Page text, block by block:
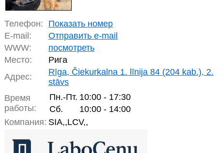
Телефон:
Показать номер
E-mail:
Отправить e-mail
WWW:
посмотреть
Место:
Рига
Адрес:
Rīga, Čiekurkalna 1. līnija 84 (204 kab.), 2.
stāvs
Время
работы:
Пн.-Пт. 10:00 - 17:30
Сб.
10:00 - 14:00
Компания: SIA,,LCV,,